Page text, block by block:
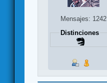
Mensajes: 1242
Distinciones